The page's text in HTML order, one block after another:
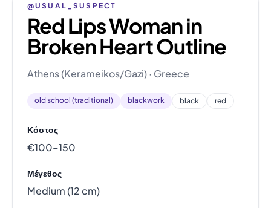
@USUAL_SUSPECT
Red Lips Woman in
Broken Heart Outline
Athens (Kerameikos/Gazi) · Greece
old school (traditional) blackwork black red
Κόστος
€100–150
Μέγεθος
Medium (12 cm)